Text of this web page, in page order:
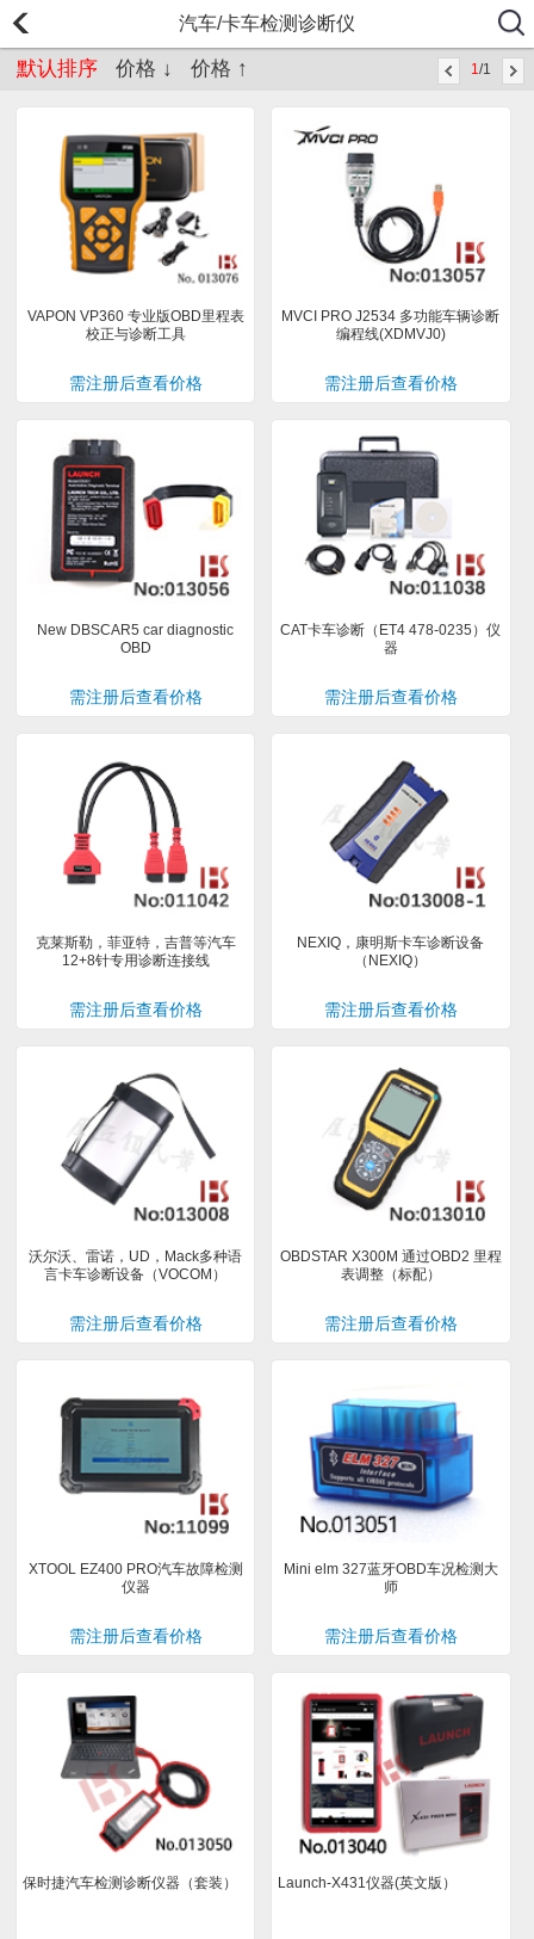
汽车/卡车检测诊断仪
默认排序 价格 ↓ 价格 ↑ 1/1
VAPON VP360 专业版OBD里程表
校正与诊断工具
需注册后查看价格
MVCI PRO J2534 多功能车辆诊断
编程线(XDMVJ0)
需注册后查看价格
New DBSCAR5 car diagnostic
OBD
需注册后查看价格
CAT卡车诊断（ET4 478-0235）仪
器
需注册后查看价格
克莱斯勒，菲亚特，吉普等汽车
12+8针专用诊断连接线
需注册后查看价格
NEXIQ，康明斯卡车诊断设备
（NEXIQ）
需注册后查看价格
沃尔沃、雷诺，UD，Mack多种语
言卡车诊断设备（VOCOM）
需注册后查看价格
OBDSTAR X300M 通过OBD2 里程
表调整（标配）
需注册后查看价格
XTOOL EZ400 PRO汽车故障检测
仪器
需注册后查看价格
Mini elm 327蓝牙OBD车况检测大
师
需注册后查看价格
保时捷汽车检测诊断仪器（套装） Launch-X431仪器(英文版）